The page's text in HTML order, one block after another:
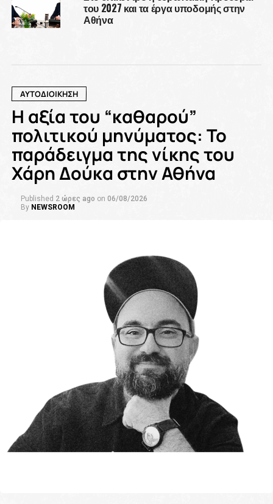
του 2027 και τα έργα υποδομής στην
Αθήνα
ΑΥΤΟΔΙΟΙΚΗΣΗ
Η αξία του “καθαρού”
πολιτικού μηνύματος: Το
παράδειγμα της νίκης του
Χάρη Δούκα στην Αθήνα
Published 2 ώρες ago on 06/08/2026
By NEWSROOM